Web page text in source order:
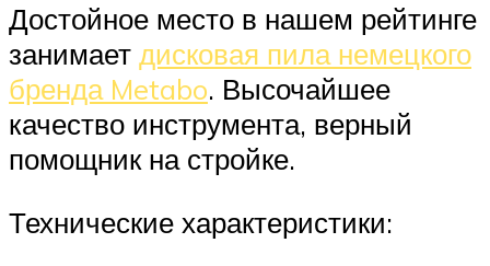
Достойное место в нашем рейтинге
занимает дисковая пила немецкого
бренда Metabo. Высочайшее
качество инструмента, верный
помощник на стройке.
Технические характеристики: